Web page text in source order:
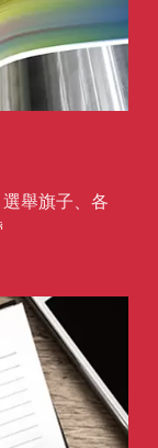
舉旗子、各